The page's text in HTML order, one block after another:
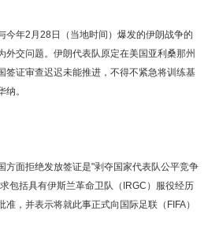
今年2月28日（当地时间）爆发的伊朗战争的
外交问题。伊朗代表队原定在美国亚利桑那州
签证审查迟迟未能推进，不得不紧急将训练基
。
方面拒绝发放签证是"剥夺国家代表队公平竞争
包括具有伊斯兰革命卫队（IRGC）服役经历
，并表示将就此事正式向国际足联（FIFA）